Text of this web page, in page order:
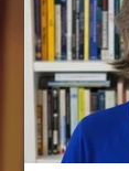
estarão
redes.